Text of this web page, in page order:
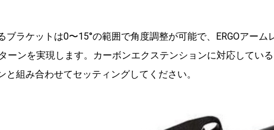
ブラケットは0〜15°の範囲で角度調整が可能で、 ERGOアーム
ーンを実現します。カーボンエクステンションに対応している
と組み合わせてセッティングしてください。